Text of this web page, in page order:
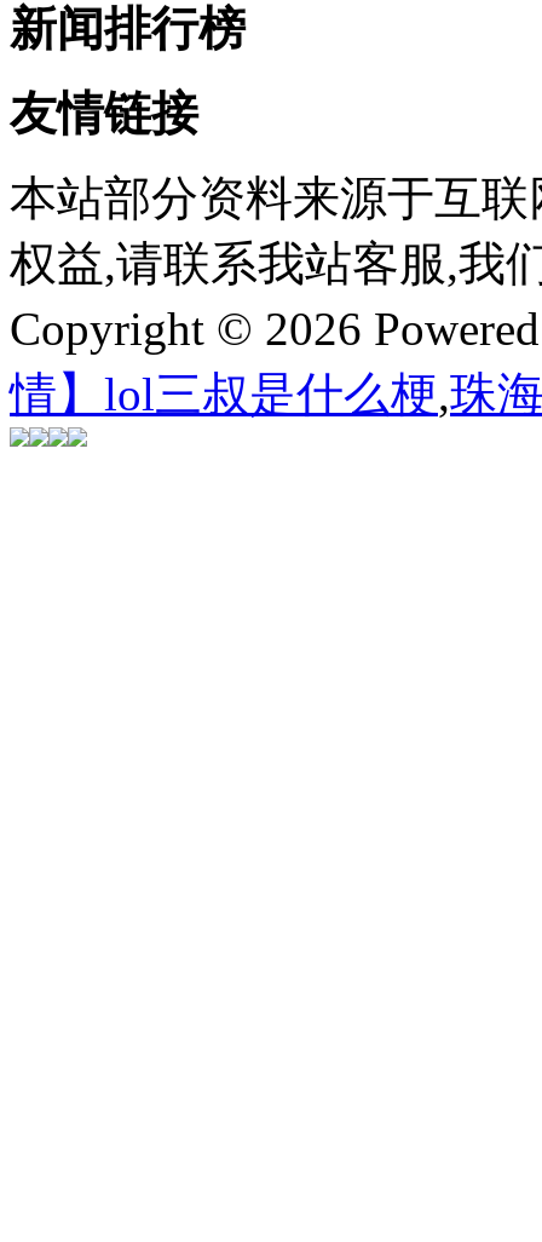
新闻排行榜
友情链接
本站部分资料来源于互
权益,请联系我站客服,我
Copyright © 2026
情】lol三叔是什么梗,珠